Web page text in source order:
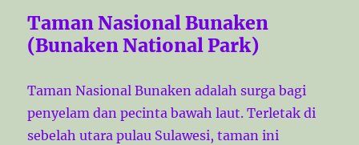
Taman Nasional Bunaken
(Bunaken National Park)
Taman Nasional Bunaken adalah surga bagi
penyelam dan pecinta bawah laut. Terletak di
sebelah utara pulau Sulawesi, taman ini